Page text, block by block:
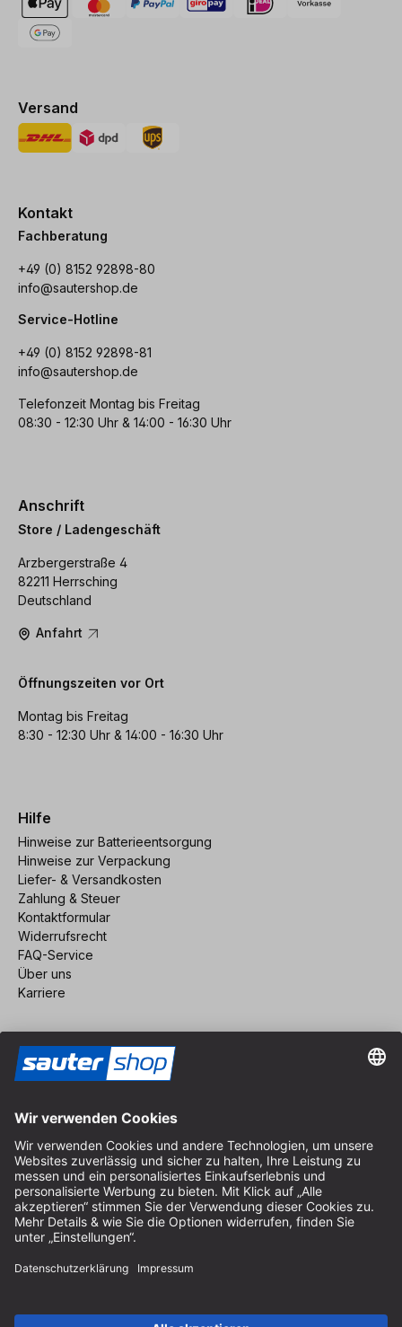
Versand
Kontakt
Fachberatung
+49 (0) 8152 92898-80
info@sautershop.de
Service-Hotline
+49 (0) 8152 92898-81
info@sautershop.de
Telefonzeit Montag bis Freitag
08:30 - 12:30 Uhr & 14:00 - 16:30 Uhr
Anschrift
Store / Ladengeschäft
Arzbergerstraße 4
82211 Herrsching
Deutschland
Anfahrt
Öffnungszeiten vor Ort
Montag bis Freitag
8:30 - 12:30 Uhr & 14:00 - 16:30 Uhr
Hilfe
Hinweise zur Batterieentsorgung
Hinweise zur Verpackung
Liefer- & Versandkosten
Zahlung & Steuer
Kontaktformular
Widerrufsrecht
FAQ-Service
Über uns
Karriere
Impressum
AGB
Datenschutz
Cookie-Einstellungen
© 2026 sauter GmbH
* kostenloser Versand ab 150 Euro Bestellwert innerhalb